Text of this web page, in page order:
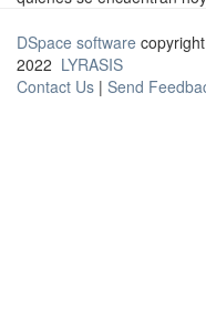
DSpace software
2022 LYRASIS
Contact Us | Send